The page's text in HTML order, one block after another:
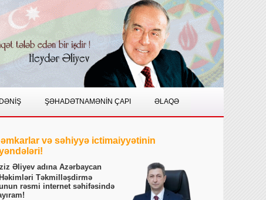
ŞƏHADƏTNAMƏNİN ÇAPI ƏLAQƏ
və səhiyyə ictimaiyyətinin
Əliyev adına Azərbaycan
Təkmilləşdirmə
rəsmi internet səhifəsində